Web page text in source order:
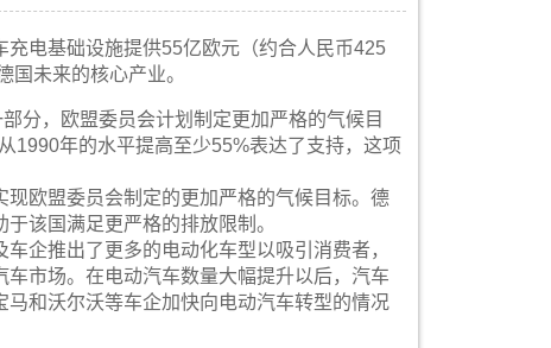
电基础设施提供55亿欧元（约合人民币425
未来的核心产业。
，欧盟委员会计划制定更加严格的气候目
1990年的水平提高至少55%表达了支持，这项
欧盟委员会制定的更加严格的气候目标。德
该国满足更严格的排放限制。
推出了更多的电动化车型以吸引消费者，
市场。在电动汽车数量大幅提升以后，汽车
和沃尔沃等车企加快向电动汽车转型的情况